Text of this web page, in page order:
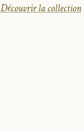
Découvrir la collection